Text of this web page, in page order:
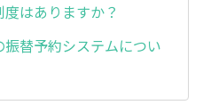
はありますか？
替予約システムについ